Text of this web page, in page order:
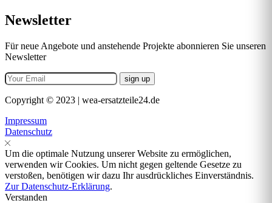
Newsletter
Für neue Angebote und anstehende Projekte abonnieren Sie unseren
Newsletter
Copyright © 2023 | wea-ersatzteile24.de
Impressum
Datenschutz
Um die optimale Nutzung unserer Website zu ermöglichen,
verwenden wir Cookies. Um nicht gegen geltende Gesetze zu
verstoßen, benötigen wir dazu Ihr ausdrückliches Einverständnis.
Zur Datenschutz-Erklärung.
Verstanden